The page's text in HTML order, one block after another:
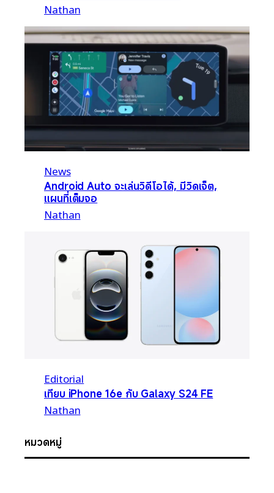
Nathan
News
Android Auto จะเล่นวิดีโอได้, มีวิดเจ็ต,
แผนที่เต็มจอ
Nathan
Editorial
เทียบ iPhone 16e กับ Galaxy S24 FE
Nathan
หมวดหมู่